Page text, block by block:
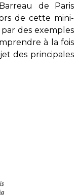
de Paris
de cette mini-
des exemples
à la fois
des principales